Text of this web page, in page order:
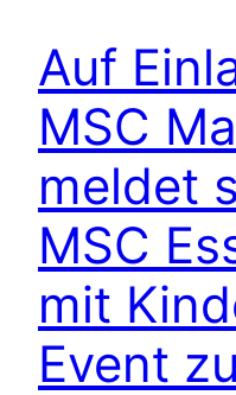
Auf
MSC
meldet
MSC
mit
Event